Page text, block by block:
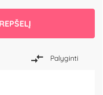
Palyginti